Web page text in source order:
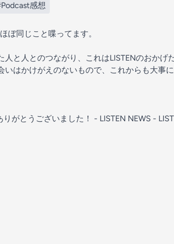
感想
ぼ同じこと喋ってます。
と人とのつながり、これはLISTENのおかげ
いはかけがえのないもので、これからも大事
がとうございました！ - LISTEN NEWS -